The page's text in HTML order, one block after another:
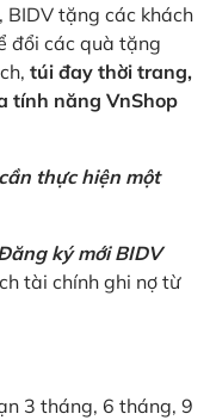
BIDV tặng các khách
đổi các quà tặng
túi đay thời trang,
tính năng VnShop
thực hiện một
ký mới BIDV
tài chính ghi nợ từ
3 tháng, 6 tháng, 9